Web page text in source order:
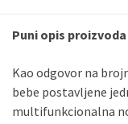
Erste
Sve banke
Sve banke
Puni opis proizvoda
Kao odgovor na
bebe postavljene
multifunkcionalna